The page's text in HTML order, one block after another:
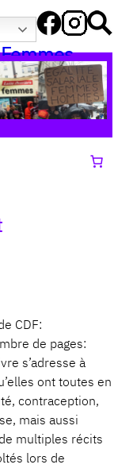
CDF:
de pages:
s’adresse à
ont toutes en
contraception,
mais aussi
multiples récits
lors de